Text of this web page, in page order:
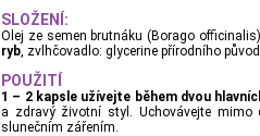
SLOŽENÍ:
Olej ze semen brutnáku (Borago
ryb, zvlhčovadlo: glycerine přírodního
POUŽITÍ
1 – 2 kapsle užívejte během dvou
a zdravý životní styl. Uchovávejte mimo
slunečním zářením.